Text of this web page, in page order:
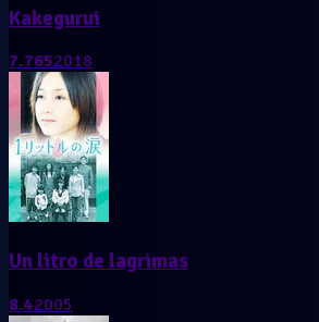
Kakegurui
7.7652018
Un litro de lagrimas
8.42005